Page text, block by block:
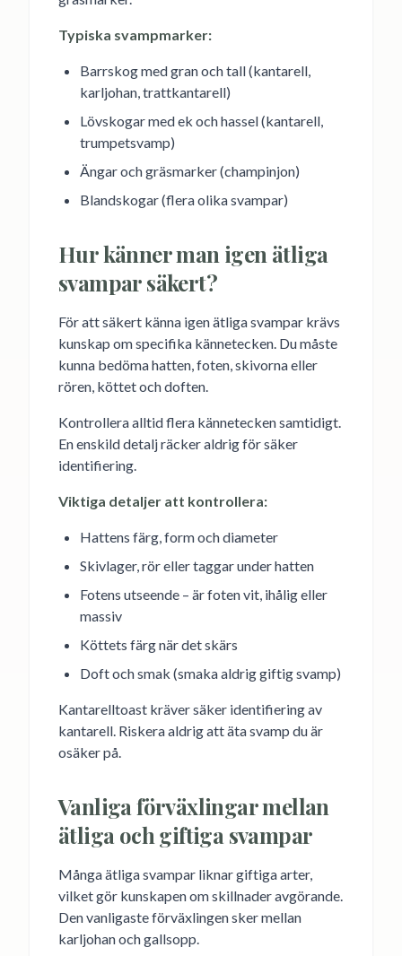
Typiska svampmarker:
Barrskog med gran och tall (kantarell,
karljohan, trattkantarell)
Lövskogar med ek och hassel (kantarell,
trumpetsvamp)
Ängar och gräsmarker (champinjon)
Blandskogar (flera olika svampar)
Hur känner man igen ätliga
svampar säkert?
För att säkert känna igen ätliga svampar krävs
kunskap om specifika kännetecken. Du måste
kunna bedöma hatten, foten, skivorna eller
rören, köttet och doften.
Kontrollera alltid flera kännetecken samtidigt.
En enskild detalj räcker aldrig för säker
identifiering.
Viktiga detaljer att kontrollera:
Hattens färg, form och diameter
Skivlager, rör eller taggar under hatten
Fotens utseende – är foten vit, ihålig eller
massiv
Köttets färg när det skärs
Doft och smak (smaka aldrig giftig svamp)
Kantarelltoast kräver säker identifiering av
kantarell. Riskera aldrig att äta svamp du är
osäker på.
Vanliga förväxlingar mellan
ätliga och giftiga svampar
Många ätliga svampar liknar giftiga arter,
vilket gör kunskapen om skillnader avgörande.
Den vanligaste förväxlingen sker mellan
karljohan och gallsopp.